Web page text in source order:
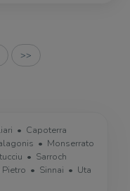
>>
Capoterra
Monserrato
Sarroch
Sinnai
Uta